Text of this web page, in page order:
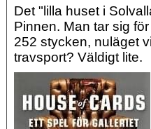
Det "lilla huset i
Pinnen. Man tar sig
252 stycken, nuläget
travsport? Väldigt lite.